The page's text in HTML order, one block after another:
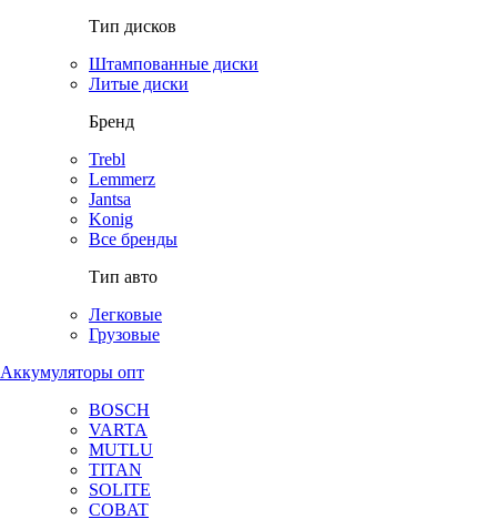
Тип дисков
Штампованные диски
Литые диски
Бренд
Trebl
Lemmerz
Jantsa
Konig
Все бренды
Тип авто
Легковые
Грузовые
Аккумуляторы опт
BOSCH
VARTA
MUTLU
TITAN
SOLITE
COBAT